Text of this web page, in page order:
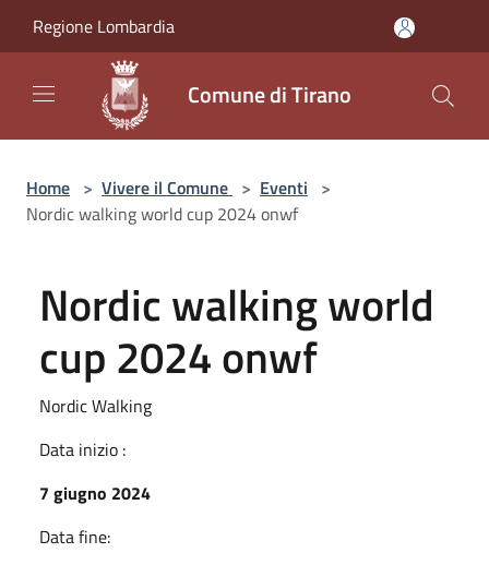
Regione Lombardia
Comune di Tirano
Home > Vivere il Comune > Eventi >
Nordic walking world cup 2024 onwf
Nordic walking world
cup 2024 onwf
Nordic Walking
Data inizio :
7 giugno 2024
Data fine: